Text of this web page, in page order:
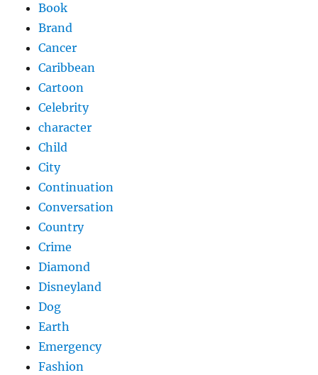
Book
Brand
Cancer
Caribbean
Cartoon
Celebrity
character
Child
City
Continuation
Conversation
Country
Crime
Diamond
Disneyland
Dog
Earth
Emergency
Fashion